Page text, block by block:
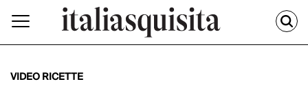
VIDEO RICETTE